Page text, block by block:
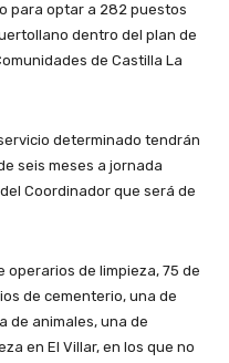
para optar a 282 puestos
dentro del plan de
de Castilla La
determinado tendrán
seis meses a jornada
Coordinador que será de
de limpieza, 75 de
de cementerio, una de
de animales, una de
en El Villar, en los que no